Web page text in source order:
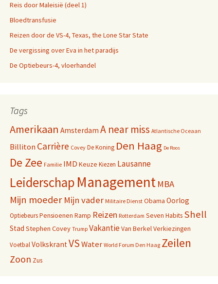
Reis door Maleisië (deel 1)
Bloedtransfusie
Reizen door de VS-4, Texas, the Lone Star State
De vergissing over Eva in het paradijs
De Optiebeurs-4, vloerhandel
Tags
Amerikaan Amsterdam A near miss Atlantische Oceaan
BillitonCarrière Covey De Koning Den Haag De Roos
De Zee Familie IMD Keuze Kiezen Lausanne
Leiderschap Management MBA
Mijn moeder Mijn vader Militaire Dienst Obama Oorlog
OptiebeursPensioenen Ramp Reizen Rotterdam Seven Habits Shell
Stad Stephen Covey Trump VakantieVan BerkelVerkiezingen
VoetbalVolkskrantVSWater World Forum Den Haag Zeilen
Zoon Zus